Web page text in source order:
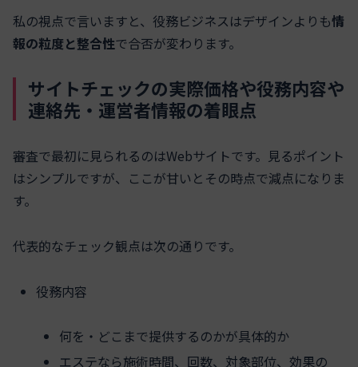
私の視点で言いますと、役務ビジネスはデザインよりも情
報の粒度と整合性で合否が変わります。
サイトチェックの実際価格や役務内容や
連絡先・運営者情報の着眼点
審査で最初に見られるのはWebサイトです。見るポイント
はシンプルですが、ここが甘いとその時点で減点になりま
す。
代表的なチェック観点は次の通りです。
役務内容
何を・どこまで提供するのかが具体的か
エステなら施術時間、回数、対象部位、効果の